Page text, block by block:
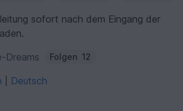
sofort nach dem Eingang der
Dreams Folgen 12
Deutsch